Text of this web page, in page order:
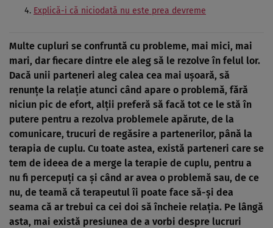
Explică-i că niciodată nu este prea devreme
Multe cupluri se confruntă cu probleme, mai mici, mai
mari, dar fiecare dintre ele aleg să le rezolve în felul lor.
Dacă unii parteneri aleg calea cea mai uşoară, să
renunţe la relaţie atunci când apare o problemă, fără
niciun pic de efort, alţii preferă să facă tot ce le stă în
putere pentru a rezolva problemele apărute, de la
comunicare, trucuri de regăsire a partenerilor, până la
terapia de cuplu. Cu toate astea, există parteneri care se
tem de ideea de a merge la terapie de cuplu, pentru a
nu fi percepuţi ca şi când ar avea o problemă sau, de ce
nu, de teamă că terapeutul îi poate face să-şi dea
seama că ar trebui ca cei doi să încheie relaţia. Pe lângă
asta, mai există presiunea de a vorbi despre lucruri